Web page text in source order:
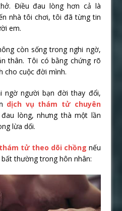
Điều đau lòng hơn cả là
nhà tôi chơi, tôi đã từng tin
em.
còn sống trong nghi ngờ,
thân. Tôi có bằng chứng rõ
cho cuộc đời mình.
ngờ người bạn đời thay đổi,
dịch vụ thám tử chuyên
lòng, nhưng thà một lần
lừa dối.
tử theo dõi chồng nếu
thường trong hôn nhân: